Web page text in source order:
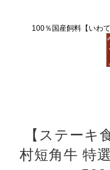
100％国産飼料【いわ
【ステーキ
村短角牛 特